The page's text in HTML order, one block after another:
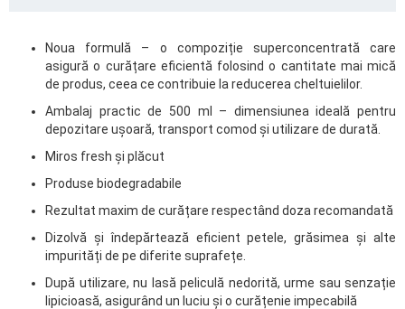
Noua formulă – o compoziție superconcentrată care
asigură o curățare eficientă folosind o cantitate mai mică
de produs, ceea ce contribuie la reducerea cheltuielilor.
Ambalaj practic de 500 ml – dimensiunea ideală pentru
depozitare ușoară, transport comod și utilizare de durată.
Miros fresh și plăcut
Produse biodegradabile
Rezultat maxim de curățare respectând doza recomandată
Dizolvă și îndepărtează eficient petele, grăsimea și alte
impurități de pe diferite suprafețe.
După utilizare, nu lasă peliculă nedorită, urme sau senzație
lipicioasă, asigurând un luciu și o curățenie impecabilă